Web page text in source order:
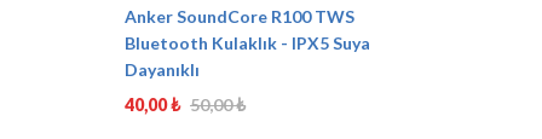
Anker SoundCore R100 TWS
Bluetooth Kulaklık - IPX5 Suya
Dayanıklı
40,00 ₺ 50,00 ₺